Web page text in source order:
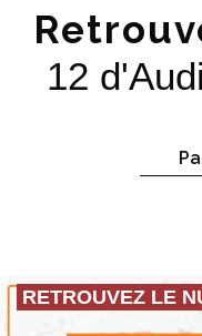
12
RETROUVEZ LE